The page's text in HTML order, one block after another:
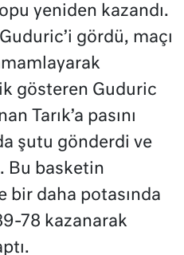
yeniden kazandı.
gördü, maçı
gösteren Guduric
Tarık’a pasını
şutu gönderdi ve
Bu basketin
bir daha potasında
78 kazanarak